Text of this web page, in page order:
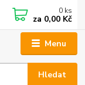
Menu
Hledat
0 ks
za 0,00 Kč